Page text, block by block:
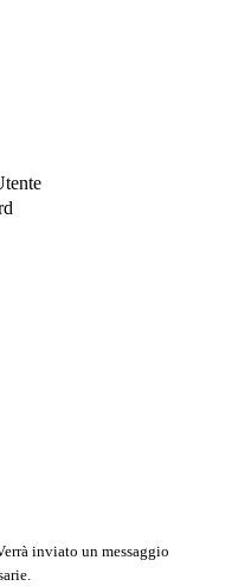
inviato un messaggio